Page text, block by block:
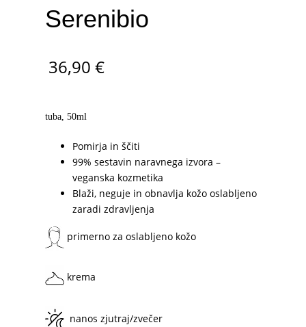
Serenibio
36,90 €
tuba, 50ml
Pomirja in ščiti
99% sestavin naravnega izvora –
veganska kozmetika
Blaži, neguje in obnavlja kožo oslabljeno
zaradi zdravljenja
primerno za oslabljeno kožo
krema
nanos zjutraj/zvečer